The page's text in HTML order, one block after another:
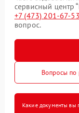
сервисный центр
+7 (473) 201-67-53
вопрос.
Вопросы по
Какие документы вы